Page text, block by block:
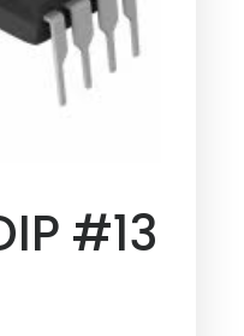
#13